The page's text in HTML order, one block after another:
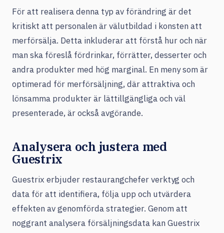
För att realisera denna typ av förändring är det
kritiskt att personalen är välutbildad i konsten att
merförsälja. Detta inkluderar att förstå hur och när
man ska föreslå fördrinkar, förrätter, desserter och
andra produkter med hög marginal. En meny som är
optimerad för merförsäljning, där attraktiva och
lönsamma produkter är lättillgängliga och väl
presenterade, är också avgörande.
Analysera och justera med
Guestrix
Guestrix erbjuder restaurangchefer verktyg och
data för att identifiera, följa upp och utvärdera
effekten av genomförda strategier. Genom att
noggrant analysera försäljningsdata kan Guestrix